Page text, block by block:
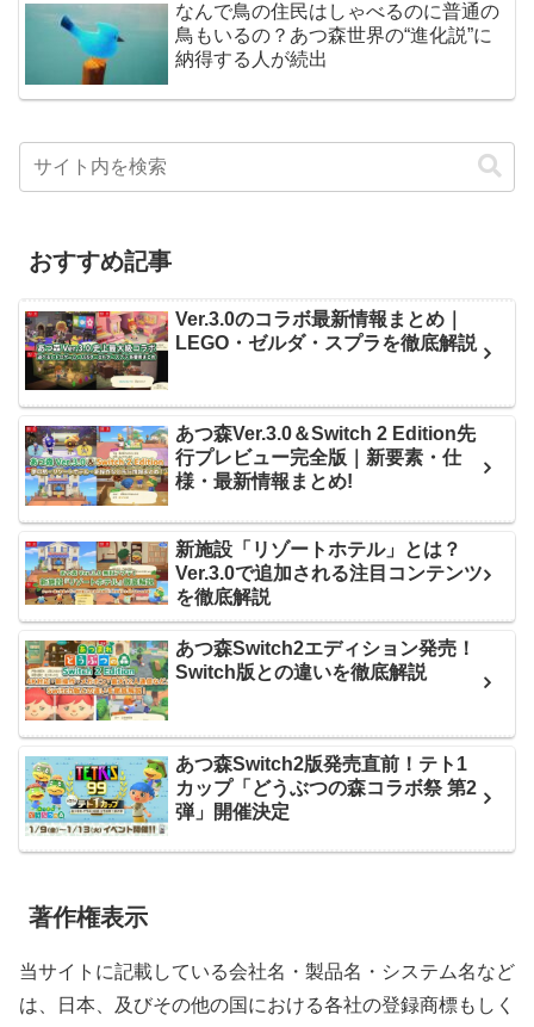
なんで鳥の住民はしゃべるのに普通の
鳥もいるの？あつ森世界の“進化説”に
納得する人が続出
おすすめ記事
Ver.3.0のコラボ最新情報まとめ｜
LEGO・ゼルダ・スプラを徹底解説
あつ森Ver.3.0＆Switch 2 Edition先
行プレビュー完全版｜新要素・仕
様・最新情報まとめ!
新施設「リゾートホテル」とは？
Ver.3.0で追加される注目コンテンツ
を徹底解説
あつ森Switch2エディション発売！
Switch版との違いを徹底解説
あつ森Switch2版発売直前！テト1
カップ「どうぶつの森コラボ祭 第2
弾」開催決定
著作権表示
当サイトに記載している会社名・製品名・システム名など
は、日本、及びその他の国における各社の登録商標もしく